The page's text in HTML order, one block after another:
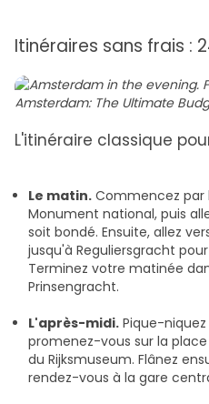
Itinéraires sans frais :
L'itinéraire classique
Le matin. Commencez par
Monument national, puis
soit bondé. Ensuite, allez
jusqu'à Reguliersgracht
Terminez votre matinée
Prinsengracht.
L'après-midi. Pique-niquez
promenez-vous sur la
du Rijksmuseum. Flânez
rendez-vous à la gare